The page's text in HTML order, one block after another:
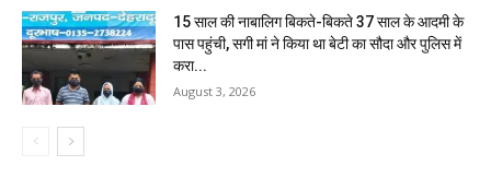
15 साल की नाबालिग बिकते-बिकते 37 साल के आदमी के
पास पहुंची, सगी मां ने किया था बेटी का सौदा और पुलिस में
करा...
August 3, 2026